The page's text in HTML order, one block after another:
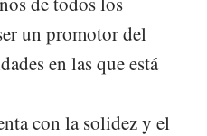
un promotor del
en las que está
con la solidez y el